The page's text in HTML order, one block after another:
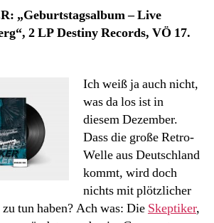
„Geburtstagsalbum – Live
2 LP Destiny Records, VÖ 17.
Ich weiß ja auch nicht,
was da los ist in
diesem Dezember.
Dass die große Retro-
Welle aus Deutschland
kommt, wird doch
nichts mit plötzlicher
tun haben? Ach was: Die Skeptiker,